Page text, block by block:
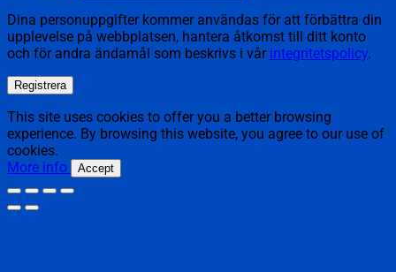
Dina personuppgifter kommer användas för att förbättra din
upplevelse på webbplatsen, hantera åtkomst till ditt konto
och för andra ändamål som beskrivs i vår integritetspolicy.
Registrera
This site uses cookies to offer you a better browsing
experience. By browsing this website, you agree to our use of
cookies.
More info
Accept